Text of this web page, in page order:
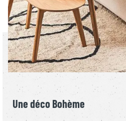
Une déco Bohème